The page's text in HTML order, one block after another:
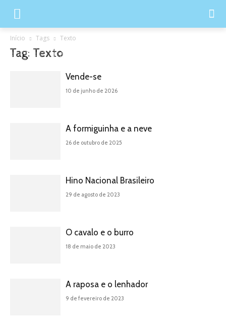
Início Tags Texto
Tag: Texto
Vende-se
10 de junho de 2026
A formiguinha e a neve
26 de outubro de 2025
Hino Nacional Brasileiro
29 de agosto de 2023
O cavalo e o burro
18 de maio de 2023
A raposa e o lenhador
9 de fevereiro de 2023